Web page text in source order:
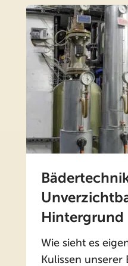
Hintergrund
Wie sieht es
Kulissen unserer